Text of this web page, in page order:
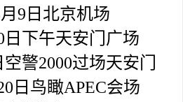
9日北京机场
日下午天安门广场
警2000过场天安门
日鸟瞰APEC会场